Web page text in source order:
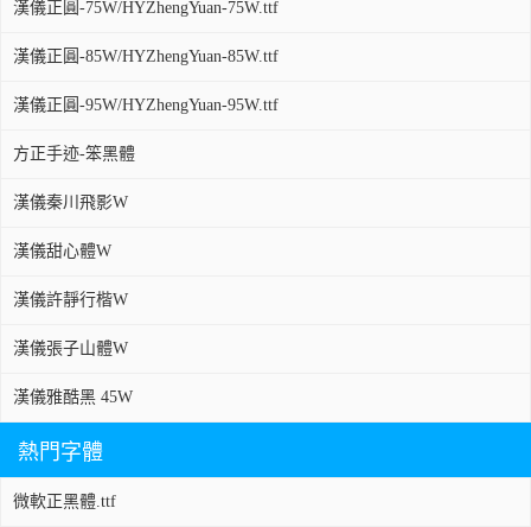
漢儀正圓-75W/HYZhengYuan-75W.ttf
漢儀正圓-85W/HYZhengYuan-85W.ttf
漢儀正圓-95W/HYZhengYuan-95W.ttf
方正手迹-笨黑體
漢儀秦川飛影W
漢儀甜心體W
漢儀許靜行楷W
漢儀張子山體W
漢儀雅酷黑 45W
熱門字體
微軟正黑體.ttf